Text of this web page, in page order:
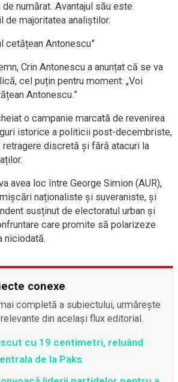
numărat. Avantajul său este
majoritatea analiștilor.
cetățean Antonescu”
Crin Antonescu a anunțat că se va
cel puțin pentru moment: „Voi
Antonescu.”
o campanie marcată de revenirea
istorice a politicii post-decembriste,
retragere discretă și fără atacuri la
avea loc între George Simion (AUR),
naționaliste și suveraniste, și
susținut de electoratul urban și
care promite să polarizeze
niciodată.
conexe
completă a subiectului, urmărește
din același flux editorial.
cu 19 centimetri, reluând
de la Paks